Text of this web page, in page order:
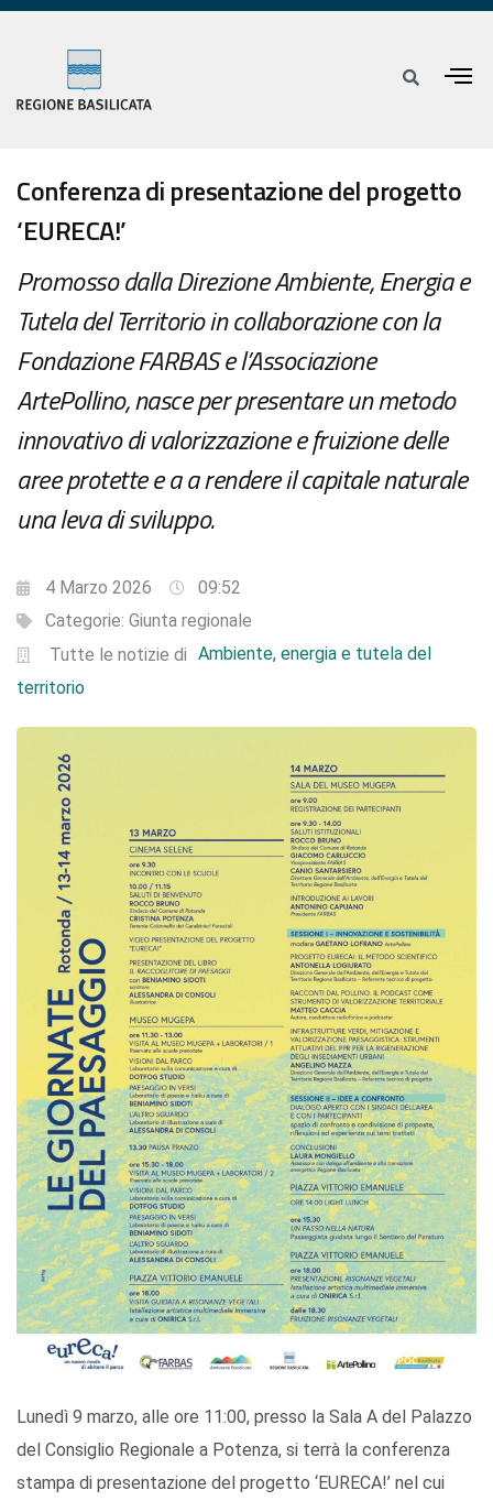
Conferenza di presentazione del progetto
‘EURECA!’
Promosso dalla Direzione Ambiente, Energia e
Tutela del Territorio in collaborazione con la
Fondazione FARBAS e l’Associazione
ArtePollino, nasce per presentare un metodo
innovativo di valorizzazione e fruizione delle
aree protette e a a rendere il capitale naturale
una leva di sviluppo.
4 Marzo 2026
09:52
Categorie: Giunta regionale
Tutte le notizie di Ambiente, energia e tutela del
territorio
Lunedì 9 marzo, alle ore 11:00, presso la Sala A del Palazzo
del Consiglio Regionale a Potenza, si terrà la conferenza
stampa di presentazione del progetto ‘EURECA!’ nel cui